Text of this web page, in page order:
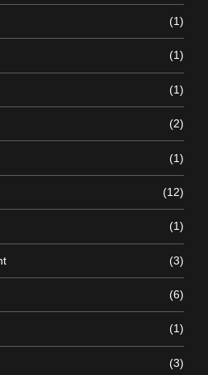
(1)
(1)
(1)
(2)
(1)
(12)
(1)
(3)
(6)
(1)
(3)